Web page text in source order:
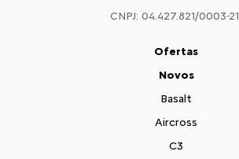
CNPJ: 04.427.821/0003-21
Ofertas
Novos
Basalt
Aircross
C3